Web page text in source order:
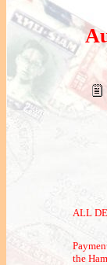
ALL
the